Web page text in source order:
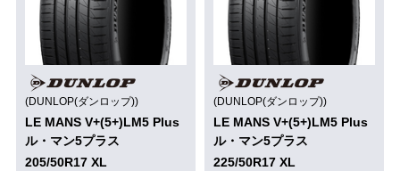
(DUNLOP(ダンロップ))
LE MANS V+(5+)LM5 Plus
ル・マン5プラス
205/50R17 XL
(DUNLOP(ダンロップ))
LE MANS V+(5+)LM5 Plus
ル・マン5プラス
225/50R17 XL